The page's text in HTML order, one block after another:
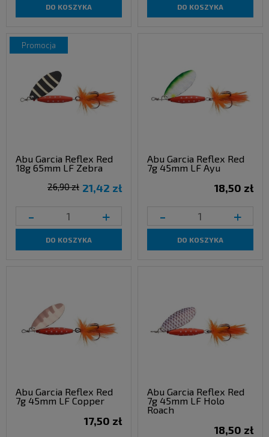
DO KOSZYKA DO KOSZYKA
Abu Garcia Reflex Red
18g 65mm LF Zebra
21,42 zł
26,90 zł
- +
DO KOSZYKA
promocja
Abu Garcia Reflex Red
7g 45mm LF Ayu
18,50 zł
- +
DO KOSZYKA
Abu Garcia Reflex Red
7g 45mm LF Copper
17,50 zł
Abu Garcia Reflex Red
7g 45mm LF Holo
Roach
18,50 zł